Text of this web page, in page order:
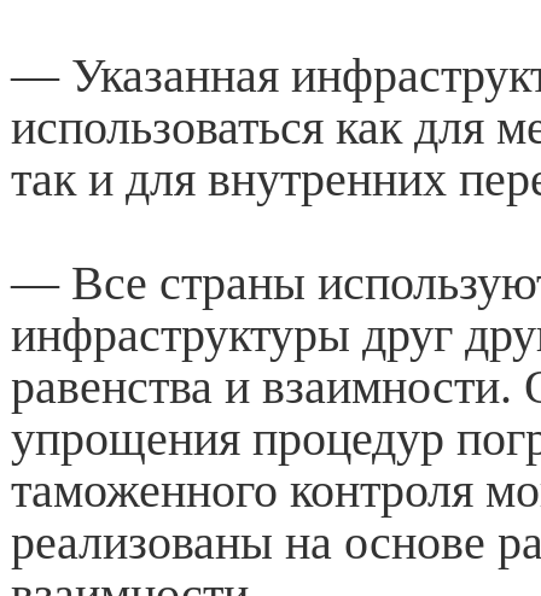
— Указанная
использоваться как для
так и для внутренних
— Все страны
инфраструктуры друг
равенства и
упрощения процедур
таможенного контроля
реализованы на основе